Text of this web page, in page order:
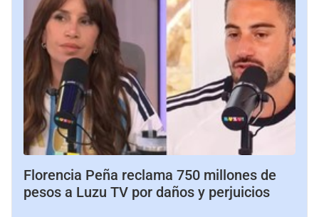
Florencia Peña reclama 750 millones de
pesos a Luzu TV por daños y perjuicios